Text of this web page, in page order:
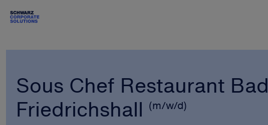
Sous Chef Restaurant Bad
Friedrichshall (m/w/d)